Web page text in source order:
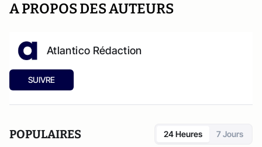
A PROPOS DES AUTEURS
Atlantico Rédaction
SUIVRE
POPULAIRES 24 Heures 7 Jours